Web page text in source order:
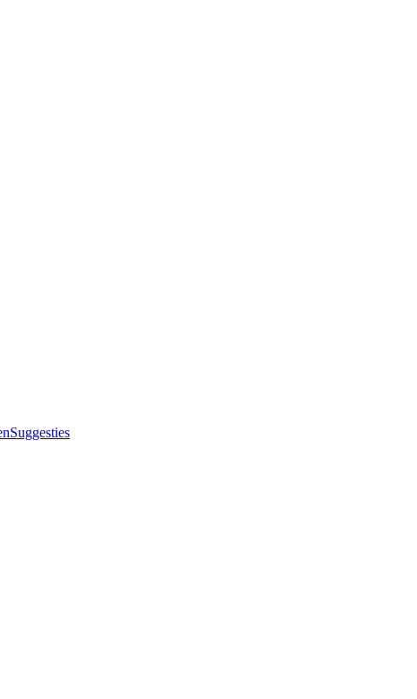
Suggesties